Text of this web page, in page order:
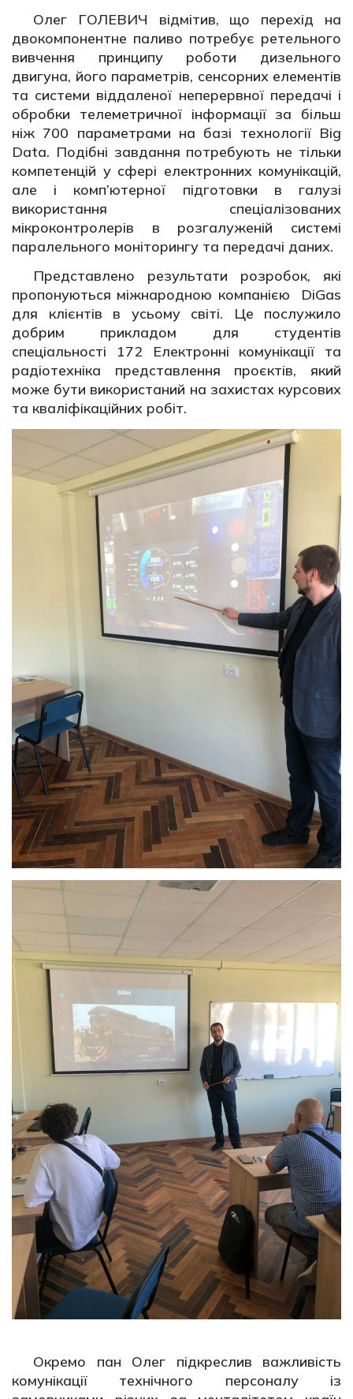
Олег ГОЛЕВИЧ відмітив, що перехід на
двокомпонентне паливо потребує ретельного
вивчення принципу роботи дизельного
двигуна, його параметрів, сенсорних елементів
та системи віддаленої неперервної передачі і
обробки телеметричної інформації за більш
ніж 700 параметрами на базі технології Big
Data. Подібні завдання потребують не тільки
компетенцій у сфері електронних комунікацій,
але і комп’ютерної підготовки в галузі
використання спеціалізованих
мікроконтролерів в розгалуженій системі
паралельного моніторингу та передачі даних.
Представлено результати розробок, які
пропонуються міжнародною компанією DiGas
для клієнтів в усьому світі. Це послужило
добрим прикладом для студентів
спеціальності 172 Електронні комунікації та
радіотехніка представлення проєктів, який
може бути використаний на захистах курсових
та кваліфікаційних робіт.
Окремо пан Олег підкреслив важливість
комунікації технічного персоналу із